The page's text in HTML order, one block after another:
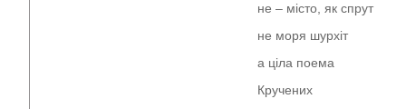
не – місто, як спрут
не моря шурхіт
а ціла поема
Кручених